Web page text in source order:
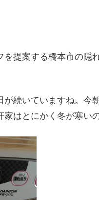
を提案する橋本市の隠
が続いていますね。今
はとにかく冬が寒い